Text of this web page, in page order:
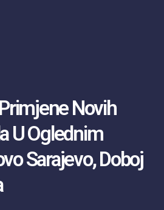
Novih
U Oglednim
Sarajevo, Doboj